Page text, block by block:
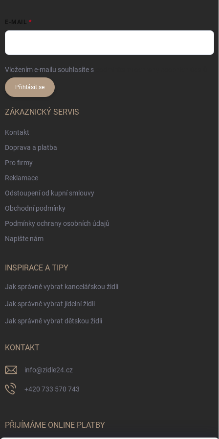
E-MAIL
Vložením e-mailu souhlasíte s
Přihlásit se
ZÁKAZNICKÝ SERVIS
Kontakt
Doprava a platba
Pro firmy
Reklamace
Odstoupení od kupní smlouvy
Obchodní podmínky
Podmínky ochrany osobních údajů
Napište nám
INSPIRACE A TIPY
Jak správně vybrat kancelářskou židli
Jak správně vybrat jídelní židli
Jak správně vybrat dětskou židli
KONTAKT
info@zidle24.cz
+420 733 570 743
PŘIJÍMÁME ONLINE PLATBY